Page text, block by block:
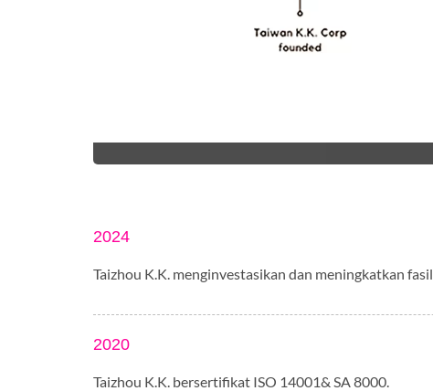
2024
Taizhou K.K. menginvestasikan dan meningkatkan
2020
Taizhou K.K. bersertifikat ISO 14001& SA 8000.